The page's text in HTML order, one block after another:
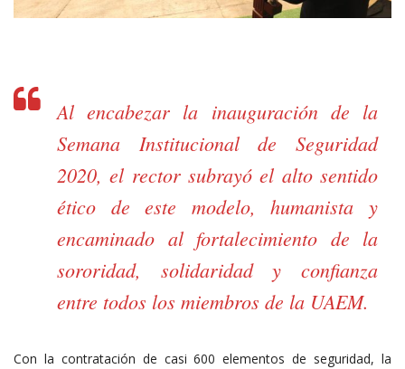
Al encabezar la inauguración de la
Semana Institucional de Seguridad
2020, el rector subrayó el alto sentido
ético de este modelo, humanista y
encaminado al fortalecimiento de la
sororidad, solidaridad y confianza
entre todos los miembros de la UAEM.
Con la contratación de casi 600 elementos de seguridad, la